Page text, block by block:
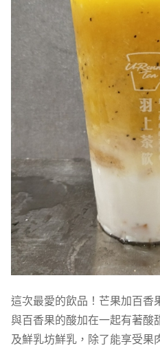
這次最愛的飲品！芒果加百香
與百香果的酸加在一起有著酸
及鮮乳坊鮮乳，除了能享受果